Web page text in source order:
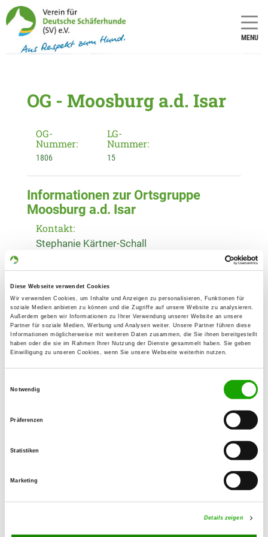
Diese Webseite verwendet Cookies
Wir verwenden Cookies, um Inhalte und Anzeigen zu personalisieren, Funktionen für
soziale Medien anbieten zu können und die Zugriffe auf unsere Website zu analysieren.
Außerdem geben wir Informationen zu Ihrer Verwendung unserer Website an unsere
Partner für soziale Medien, Werbung und Analysen weiter. Unsere Partner führen diese
Informationen möglicherweise mit weiteren Daten zusammen, die Sie ihnen bereitgestellt
haben oder die sie im Rahmen Ihrer Nutzung der Dienste gesammelt haben. Sie geben
Einwilligung zu unseren Cookies, wenn Sie unsere Webseite weiterhin nutzen.
Notwendig
Präferenzen
Statistiken
Marketing
Details zeigen
MENU
OG - Moosburg a.d. Isar
OG-
Nummer:
1806
LG-
Nummer:
15
Informationen zur Ortsgruppe
Moosburg a.d. Isar
Kontakt:
Stephanie Kärtner-Schall
93499 Zandt
Telefon:
0944 307615
Handy:
0163 796707
E-Mail:
skaertner@web.de
www.sv-moosburg.de
Angebot:
Schutzdienst, Agility